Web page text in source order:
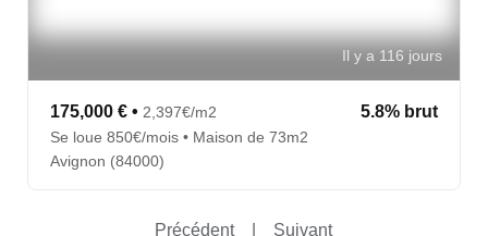
Il y a 116 jours
175,000 € • 2,397€/m2 5.8% brut
Se loue 850€/mois • Maison de 73m2
Avignon (84000)
Précédent Suivant